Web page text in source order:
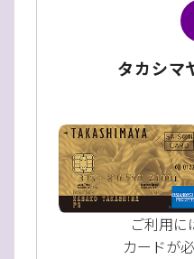
タカシマ
ご利用に
カードが